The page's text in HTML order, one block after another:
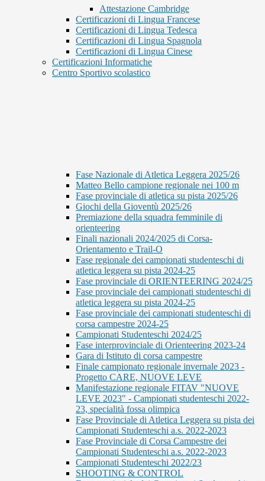
Attestazione Cambridge
Certificazioni di Lingua Francese
Certificazioni di Lingua Tedesca
Certificazioni di Lingua Spagnola
Certificazioni di Lingua Cinese
Certificazioni Informatiche
Centro Sportivo scolastico
Fase Nazionale di Atletica Leggera 2025/26
Matteo Bello campione regionale nei 100 m
Fase provinciale di atletica su pista 2025/26
Giochi della Gioventù 2025/26
Premiazione della squadra femminile di
orienteering
Finali nazionali 2024/2025 di Corsa-
Orientamento e Trail-O
Fase regionale dei campionati studenteschi di
atletica leggera su pista 2024-25
Fase provinciale di ORIENTEERING 2024/25
Fase provinciale dei campionati studenteschi di
atletica leggera su pista 2024-25
Fase provinciale dei campionati studenteschi di
corsa campestre 2024-25
Campionati Studenteschi 2024/25
Fase interprovinciale di Orienteering 2023-24
Gara di Istituto di corsa campestre
Finale campionato regionale invernale 2023 -
Progetto CARE, NUOVE LEVE
Manifestazione regionale FITAV "NUOVE
LEVE 2023" - Campionati studenteschi 2022-
23, specialità fossa olimpica
Fase Provinciale di Atletica Leggera su pista dei
Campionati Studenteschi a.s. 2022-2023
Fase Provinciale di Corsa Campestre dei
Campionati Studenteschi a.s. 2022-2023
Campionati Studenteschi 2022/23
SHOOTING & CONTROL